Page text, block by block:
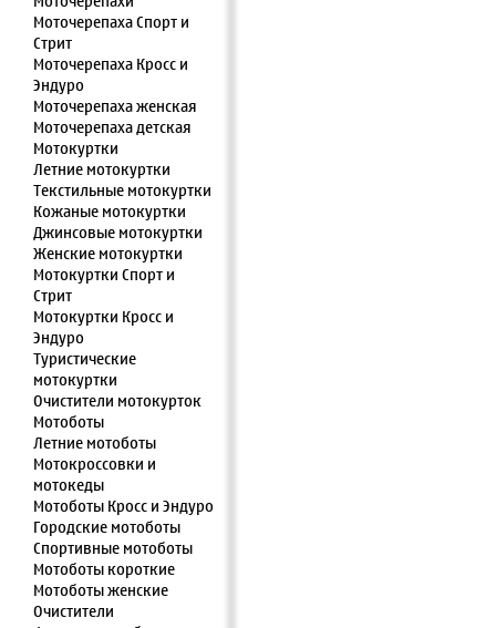
Моточерепаха Спорт и
Стрит
Моточерепаха Кросс и
Эндуро
Моточерепаха женская
Моточерепаха детская
Мотокуртки
Летние мотокуртки
Текстильные мотокуртки
Кожаные мотокуртки
Джинсовые мотокуртки
Женские мотокуртки
Мотокуртки Спорт и
Стрит
Мотокуртки Кросс и
Эндуро
Туристические
мотокуртки
Очистители мотокурток
Мотоботы
Летние мотоботы
Мотокроссовки и
мотокеды
Мотоботы Кросс и Эндуро
Городские мотоботы
Спортивные мотоботы
Мотоботы короткие
Мотоботы женские
Очистители